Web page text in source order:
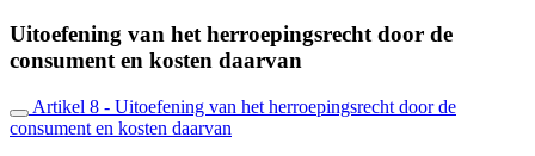
Uitoefening van het herroepingsrecht door de
consument en kosten daarvan
Artikel 8 - Uitoefening van het herroepingsrecht door de
consument en kosten daarvan